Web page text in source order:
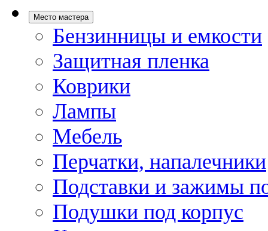
Место мастера
Бензинницы и емкости
Защитная пленка
Коврики
Лампы
Мебель
Перчатки, напалечники
Подставки и зажимы
Подушки под корпус